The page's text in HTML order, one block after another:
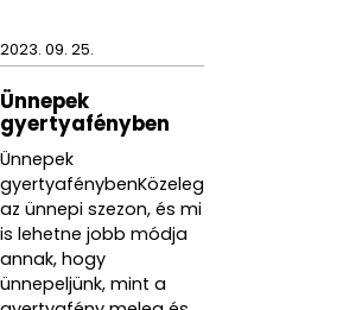
2023. 09. 25.
Ünnepek
gyertyafényben
Ünnepek
gyertyafénybenKözeleg
az ünnepi szezon, és mi
is lehetne jobb módja
annak, hogy
ünnepeljünk, mint a